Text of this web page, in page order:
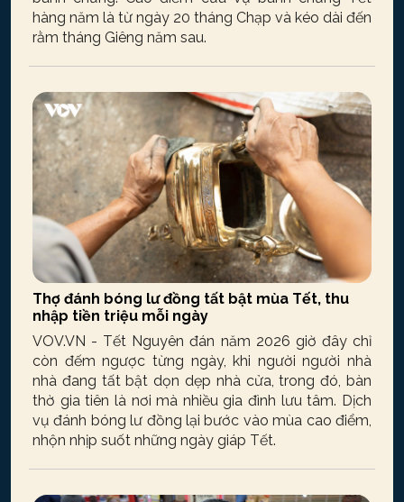
hàng năm là từ ngày 20 tháng Chạp và kéo dài đến
rằm tháng Giêng năm sau.
Thợ đánh bóng lư đồng tất bật mùa Tết, thu
nhập tiền triệu mỗi ngày
VOV.VN - Tết Nguyên đán năm 2026 giờ đây chỉ
còn đếm ngược từng ngày, khi người người nhà
nhà đang tất bật dọn dẹp nhà cửa, trong đó, bàn
thờ gia tiên là nơi mà nhiều gia đình lưu tâm. Dịch
vụ đánh bóng lư đồng lại bước vào mùa cao điểm,
nhộn nhịp suốt những ngày giáp Tết.